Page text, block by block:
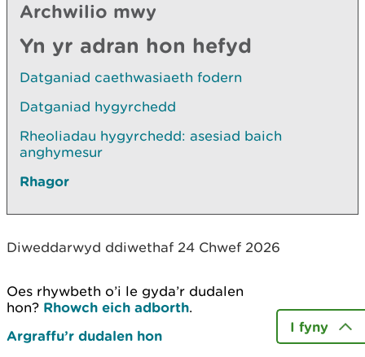
Archwilio mwy
Yn yr adran hon hefyd
Datganiad caethwasiaeth fodern
Datganiad hygyrchedd
Rheoliadau hygyrchedd: asesiad baich
anghymesur
Rhagor
Diweddarwyd ddiwethaf 24 Chwef 2026
Oes rhywbeth o’i le gyda’r dudalen
hon? Rhowch eich adborth.
Argraffu’r dudalen hon
I fyny